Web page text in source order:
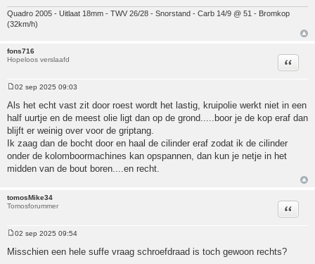
Quadro 2005 - Uitlaat 18mm - TWV 26/28 - Snorstand - Carb 14/9 @ 51 - Bromkop
(32km/h)
fons716
Hopeloos verslaafd
Citeer
Bericht
02 sep 2025 09:03
Als het echt vast zit door roest wordt het lastig, kruipolie werkt niet in een
half uurtje en de meest olie ligt dan op de grond.....boor je de kop eraf dan
blijft er weinig over voor de griptang.
Ik zaag dan de bocht door en haal de cilinder eraf zodat ik de cilinder
onder de kolomboormachines kan opspannen, dan kun je netje in het
midden van de bout boren....en recht.
tomosMike34
Tomosforummer
Citeer
Bericht
02 sep 2025 09:54
Misschien een hele suffe vraag schroefdraad is toch gewoon rechts?